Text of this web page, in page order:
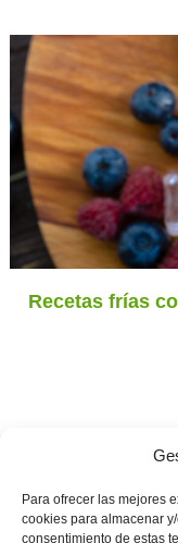
Para ofrecer las mejores
cookies para almacenar
consentimiento de estas
Recetas frías
de